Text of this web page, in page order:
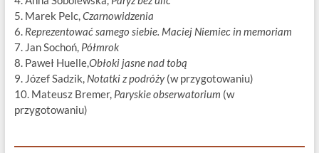
5. Marek Pelc,Czarnowidzenia
6. Reprezentować samego siebie. Maciej Niemiec in memoriam
7. Jan Sochoń, Półmrok
8. Paweł Huelle,Obłoki jasne nad tobą
9. Józef Sadzik, Notatki z podróży(w przygotowaniu)
10. Mateusz Bremer, Paryskie obserwatorium (w
przygotowaniu)